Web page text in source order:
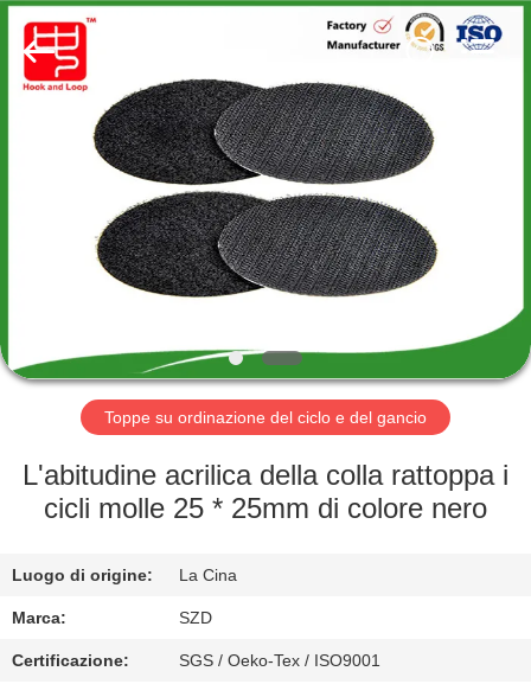
CASA.
PRODOTTI
NOI
VISITA
DELLA
FABBRICA
CONTROLLO
DELLA
QUALITÀ
Shenzhen
Zhongda
Toppe su ordinazione del ciclo e del gancio
L'abitudine acrilica della colla rattoppa i
cicli molle 25 * 25mm di colore nero
Luogo di origine: La Cina
Marca: SZD
Certificazione: SGS / Oeko-Tex / ISO9001